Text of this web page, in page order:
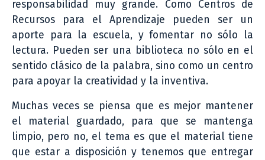
responsabilidad muy grande. Como Centros de
Recursos para el Aprendizaje pueden ser un
aporte para la escuela, y fomentar no sólo la
lectura. Pueden ser una biblioteca no sólo en el
sentido clásico de la palabra, sino como un centro
para apoyar la creatividad y la inventiva.
Muchas veces se piensa que es mejor mantener
el material guardado, para que se mantenga
limpio, pero no, el tema es que el material tiene
que estar a disposición y tenemos que entregar